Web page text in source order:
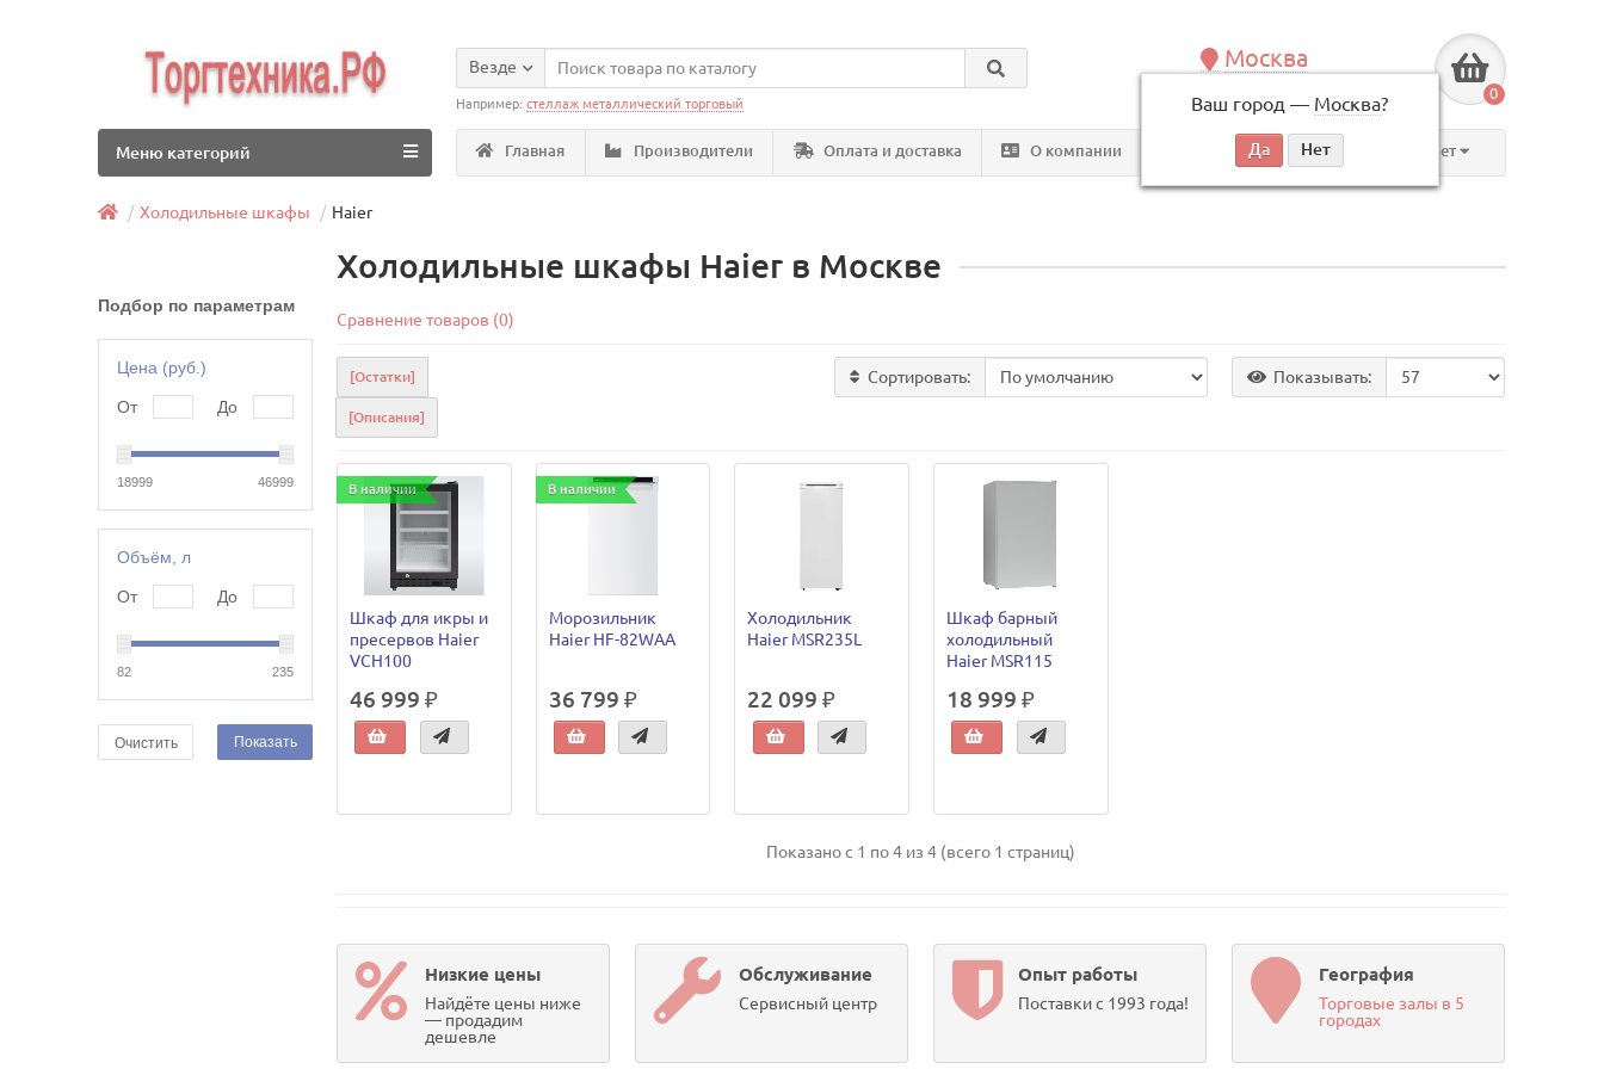
Москва
Ваш город — Москва?
по будням, с 09:00 до 18:00
0
Везде
Например:стеллаж металлический торговый
Главная Производители Оплата и доставка О компании Контакты Личный кабинет
Меню категорий
Холодильные шкафы Haier
Подбор по параметрам
Цена (руб.)
От До
18999 46999
Объём, л
От До
82 235
Очистить Показать
Холодильные шкафы Haier в Москве
Сравнение товаров (0)
[Остатки]
[Описания]
Сортировать: Показывать:
В наличии
Шкаф для икры и
пресервов Haier
VCH100
46 999 ₽
В наличии
Морозильник
Haier HF-82WAA
36 799 ₽
Холодильник
Haier MSR235L
22 099 ₽
Шкаф барный
холодильный
Haier MSR115
18 999 ₽
Показано с 1 по 4 из 4 (всего 1 страниц)
Низкие цены
Найдёте цены ниже
— продадим
дешевле
Обслуживание
Сервисный центр
Опыт работы
Поставки с 1993 года!
География
Торговые залы в 5
городах